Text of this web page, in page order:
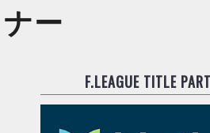
ー
F.LEAGUE TITLE